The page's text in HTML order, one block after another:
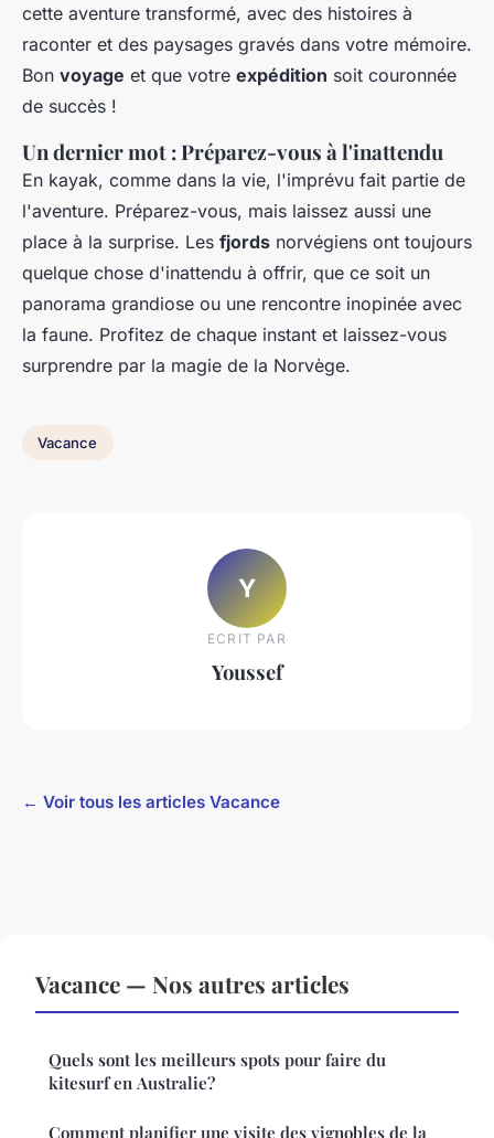
cette aventure transformé, avec des histoires à
raconter et des paysages gravés dans votre mémoire.
Bon voyage et que votre expédition soit couronnée
de succès !
Un dernier mot : Préparez-vous à l'inattendu
En kayak, comme dans la vie, l'imprévu fait partie de
l'aventure. Préparez-vous, mais laissez aussi une
place à la surprise. Les fjords norvégiens ont toujours
quelque chose d'inattendu à offrir, que ce soit un
panorama grandiose ou une rencontre inopinée avec
la faune. Profitez de chaque instant et laissez-vous
surprendre par la magie de la Norvège.
Vacance
Y
ECRIT PAR
Youssef
← Voir tous les articles Vacance
Vacance — Nos autres articles
Quels sont les meilleurs spots pour faire du
kitesurf en Australie?
Comment planifier une visite des vignobles de la